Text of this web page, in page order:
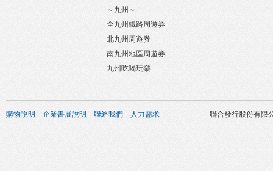
～九州～
全九州鐵路周遊券
北九州周遊券
南九州地區周遊券
九州吃喝玩樂
購物說明 企業書展說明 聯絡我們 人力需求 聯合發行股份有限